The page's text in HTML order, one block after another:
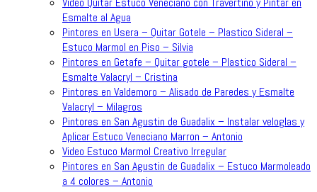
Esmalte al Agua
Pintores en Usera – Quitar Gotele – Plastico Sideral –
Estuco Marmol en Piso – Silvia
Pintores en Getafe – Quitar gotele – Plastico Sideral –
Esmalte Valacryl – Cristina
Pintores en Valdemoro – Alisado de Paredes y Esmalte
Valacryl – Milagros
Pintores en San Agustin de Guadalix – Instalar veloglas y
Aplicar Estuco Veneciano Marron – Antonio
Video Estuco Marmol Creativo Irregular
Pintores en San Agustin de Guadalix – Estuco Marmoleado
a 4 colores – Antonio